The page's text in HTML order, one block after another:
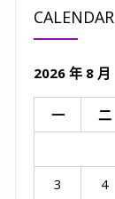
CALENDAR
2026 年 8 月
一 二
3
4